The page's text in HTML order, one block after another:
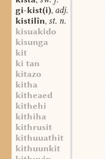
gi-kist(i), adj.
kistilîn, st. n.
kisuakido
kisunga
kit
ki tan
kitazo
kitha
kitheaed
kithehi
kithiha
kithrusit
kithuuathit
kithuunkit